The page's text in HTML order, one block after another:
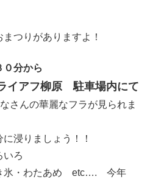
つりがありますよ！
０分から
イアフ柳原 駐車場内にて
さんの華麗なフラが見られま
浸りましょう！！
いろ
氷・わたあめ etc…. 今年